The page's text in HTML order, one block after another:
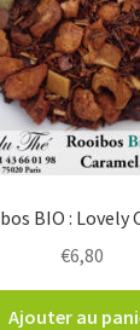
BIO : Lovely
€6,80
Ajouter au